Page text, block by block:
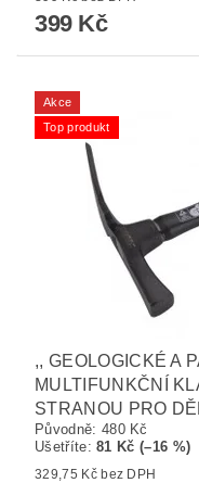
399 Kč
Akce
Top produkt
,, GEOLOGICKÉ A
MULTIFUNKČNÍ
STRANOU PRO
Původně: 480 Kč
Ušetříte:81 Kč (–16 %)
329,75 Kč bez DPH